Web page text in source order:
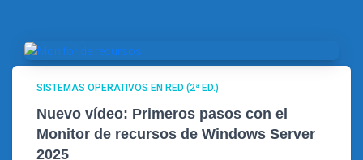
SISTEMAS OPERATIVOS EN RED (2ª ED.)
Nuevo vídeo: Primeros pasos con el
Monitor de recursos de Windows Server
2025